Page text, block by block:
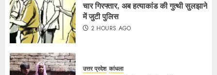
चार गिरफ्तार, अब हत्याकांड की गुत्थी सुलझाने
में जुटी पुलिस
2 HOURS AGO
उत्तर प्रदेश कांधला